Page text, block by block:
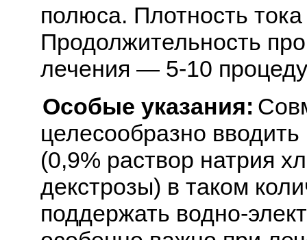
полюса. Плотность
Продолжительность
лечения — 5-10
Особые указания:
целесообразно
(0,9% раствор натрия
декстрозы) в таком
поддержать водно-